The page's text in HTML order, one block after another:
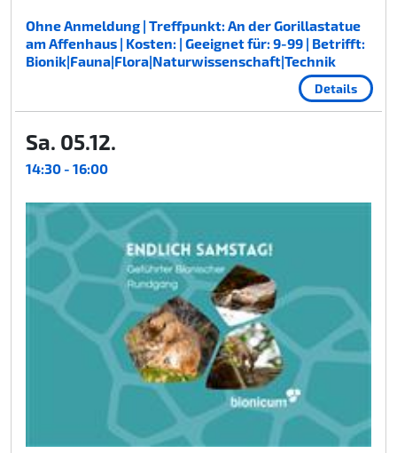
Ohne Anmeldung | Treffpunkt: An der Gorillastatue
am Affenhaus | Kosten: | Geeignet für: 9-99 | Betrifft:
Bionik|Fauna|Flora|Naturwissenschaft|Technik
Details
Sa. 05.12.
14:30 - 16:00